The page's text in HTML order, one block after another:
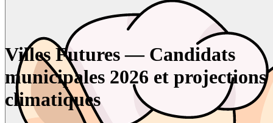
Villes Futures — Candidats
municipales 2026 et projections
climatiques